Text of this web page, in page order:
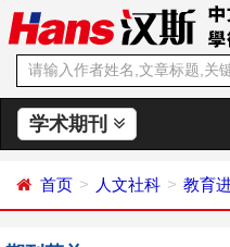
学术期刊
首页 人文社科 教育